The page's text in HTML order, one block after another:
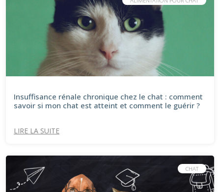
Insuffisance rénale chronique chez le chat : comment
savoir si mon chat est atteint et comment le guérir ?
LIRE LA SUITE
CHAT